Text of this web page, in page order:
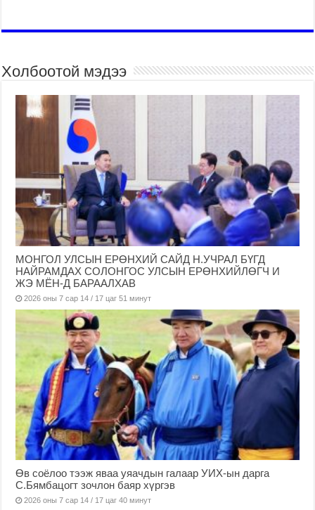
Холбоотой мэдээ
МОНГОЛ УЛСЫН ЕРӨНХИЙ САЙД Н.УЧРАЛ БҮГД
НАЙРАМДАХ СОЛОНГОС УЛСЫН ЕРӨНХИЙЛӨГЧ И
ЖЭ МЁН-Д БАРААЛХАВ
2026 оны 7 сар 14 / 17 цаг 51 минут
Өв соёлоо тээж яваа уяачдын галаар УИХ-ын дарга
С.Бямбацогт зочлон баяр хүргэв
2026 оны 7 сар 14 / 17 цаг 40 минут